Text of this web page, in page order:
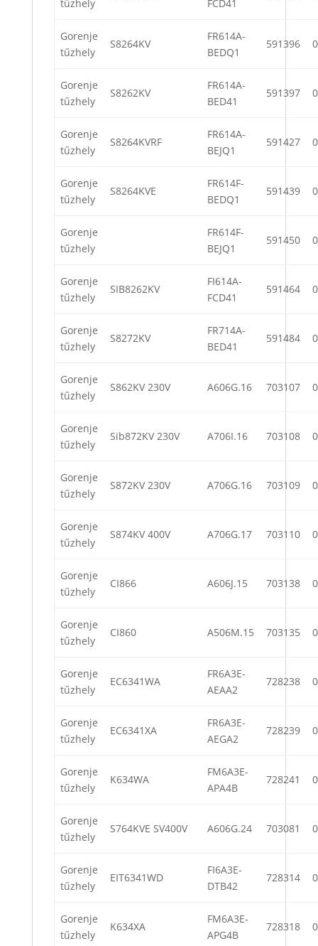
tűzhely
FCD41
Gorenje
tűzhely
S8264KV
FR614A-
BEDQ1
591396
Gorenje
tűzhely
S8262KV
FR614A-
BED41
591397
Gorenje
tűzhely
S8264KVRF
FR614A-
BEJQ1
591427
Gorenje
tűzhely
S8264KVE
FR614F-
BEDQ1
591439
Gorenje
tűzhely
FR614F-
BEJQ1
591450
Gorenje
tűzhely
SIB8262KV
FI614A-
FCD41
591464
Gorenje
tűzhely
S8272KV
FR714A-
BED41
591484
Gorenje
tűzhely
S862KV 230V A606G.16 703107
Gorenje
tűzhely
Sib872KV 230V A706I.16 703108
Gorenje
tűzhely
S872KV 230V A706G.16 703109
Gorenje
tűzhely
S874KV 400V A706G.17 703110
Gorenje
tűzhely
CI866 A606J.15 703138
Gorenje
tűzhely
CI860 A506M.15 703135
Gorenje
tűzhely
EC6341WA
FR6A3E-
AEAA2
728238
Gorenje
tűzhely
EC6341XA
FR6A3E-
AEGA2
728239
Gorenje
tűzhely
K634WA
FM6A3E-
APA4B
728241
Gorenje
tűzhely
S764KVE SV400V A606G.24 703081
Gorenje
tűzhely
EIT6341WD
FI6A3E-
DTB42
728314
Gorenje
tűzhely
K634XA
FM6A3E-
APG4B
728318